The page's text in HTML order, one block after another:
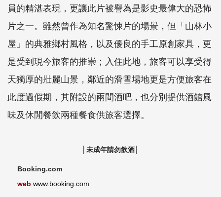
員的精湛表現，更讓此片被譽為是影史最偉大的恐怖
片之一。雖然曾作為知名驚悚片的場景，但「山林小
屋」的典雅鄉村風格，以及優良的手工原創家具，更
是受到現今旅客的推崇；入住此地，旅客可以享受得
天獨厚的壯麗山景，鄰近的滑雪場地更是方便旅客在
此度過假期，其附設的兩間酒吧，也分別提供酒館風
味及休閒餐飲兩種餐食供旅客選擇。
│未成年請勿飲酒│
Booking.com
web www.booking.com